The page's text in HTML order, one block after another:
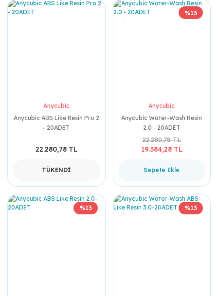
Anycubic
Anycubic ABS Like Resin Pro 2
- 20ADET
22.280,78 TL
TÜKENDİ
%13
Anycubic
Anycubic Water-Wash Resin
2.0 - 20ADET
19.384,28 TL
22.280,78 TL
Sepete Ekle
%13 %13